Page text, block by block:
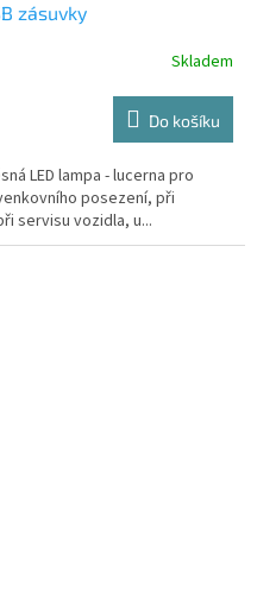
zásuvky
Skladem
Do košíku
LED lampa - lucerna pro
posezení, při
servisu vozidla, u...